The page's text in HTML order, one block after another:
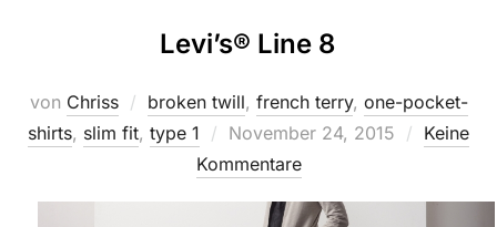
Levi’s® Line 8
von Chriss broken twill, french terry, one-pocket-
shirts, slim fit, type 1
Veröffentlicht
am
November 24, 2015
Keine
Kommentare